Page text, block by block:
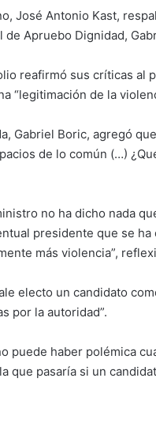
José Antonio Kast,
Apruebo Dignidad,
reafirmó sus críticas al
“legitimación de la
Gabriel Boric, agregó
de lo común (…)
no ha dicho nada
presidente que se
más violencia”,
electo un candidato
por la autoridad”.
puede haber polémica
que pasaría si un